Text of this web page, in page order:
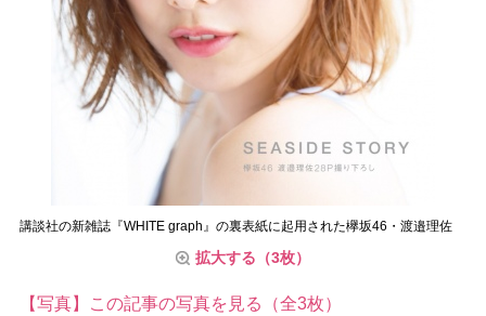
講談社の新雑誌『WHITE graph』の裏表紙に起用された欅坂46・渡邉理佐
拡大する（3枚）
【写真】この記事の写真を見る（全3枚）